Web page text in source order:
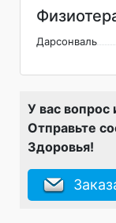
Дарсонваль
У вас вопрос
Отправьте
Здоровья!